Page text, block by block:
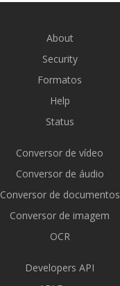
About
Security
Formatos
Help
Status
Conversor de vídeo
Conversor de áudio
Conversor de documentos
Conversor de imagem
OCR
Developers API